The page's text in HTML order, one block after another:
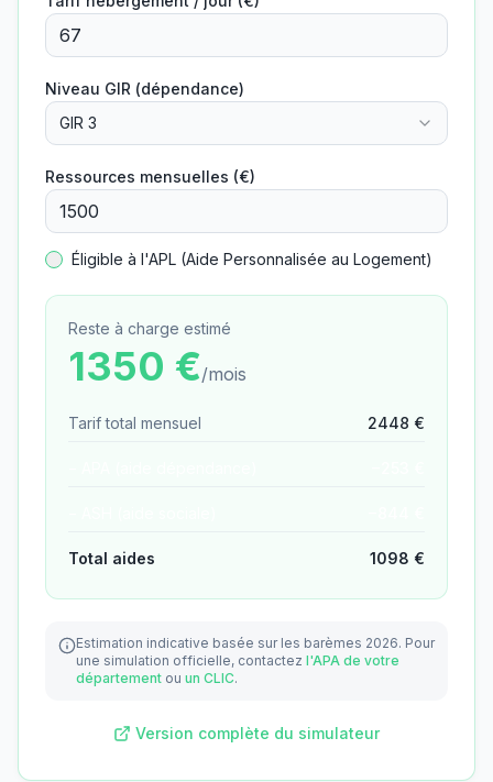
Niveau GIR (dépendance)
GIR 3
Ressources mensuelles (€)
Éligible à l'APL (Aide Personnalisée au Logement)
Reste à charge estimé
1350 €/mois
Tarif total mensuel 2448 €
Total aides 1098 €
Estimation indicative basée sur les barèmes 2026. Pour
une simulation officielle, contactez l'APA de votre
département ou un CLIC.
Version complète du simulateur